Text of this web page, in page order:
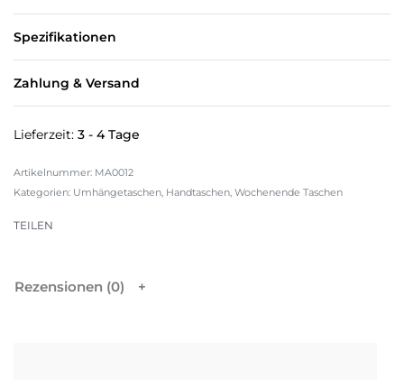
Spezifikationen
Zahlung & Versand
Lieferzeit: 3 - 4 Tage
MA0012
Kategorien: Umhängetaschen Handtaschen Wochenende Taschen
TEILEN
Rezensionen (0)